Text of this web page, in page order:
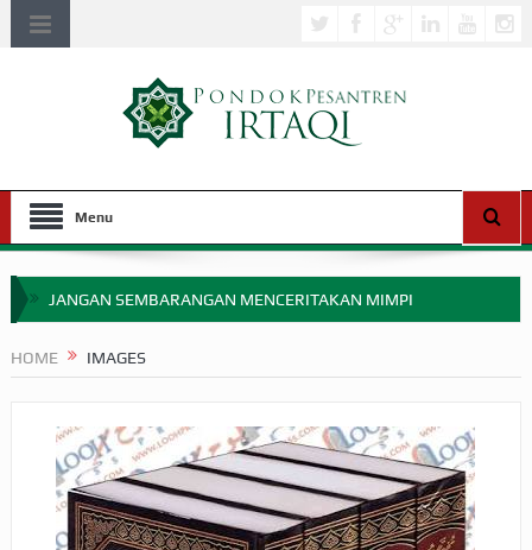
Menu
JANGAN SEMBARANGAN MENCERITAKAN MIMPI
APA HUKUM MEMPERCEPAT PEMBAYARAN ZAKAT
SEBELUM TIBA SAAT WAJIB?
HAKIKAT NIKMAT DI DUNIA!
HOME IMAGES